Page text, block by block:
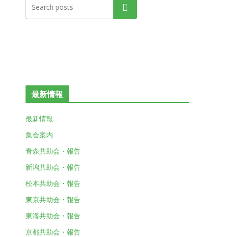
検索
最新情報
最新情報
集会案内
青森共助会・報告
新潟共助会・報告
松本共助会・報告
東京共助会・報告
東海共助会・報告
京都共助会・報告